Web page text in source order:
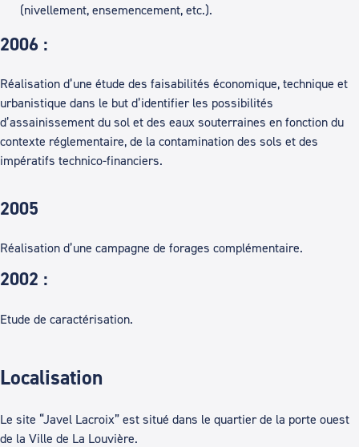
(nivellement, ensemencement, etc.).
2006 :
Réalisation d’une étude des faisabilités économique, technique et
urbanistique dans le but d’identifier les possibilités
d’assainissement du sol et des eaux souterraines en fonction du
contexte réglementaire, de la contamination des sols et des
impératifs technico-financiers.
2005
Réalisation d’une campagne de forages complémentaire.
2002 :
Etude de caractérisation.
Localisation
Le site “Javel Lacroix” est situé dans le quartier de la porte ouest
de la Ville de La Louvière.